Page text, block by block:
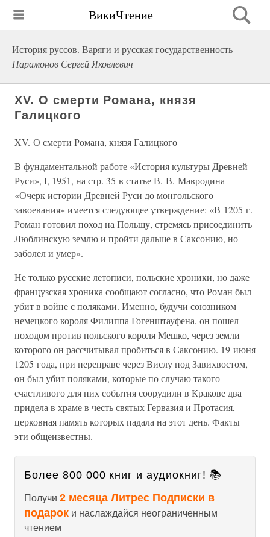
ВикиЧтение
История руссов. Варяги и русская государственность
Парамонов Сергей Яковлевич
XV. О смерти Романа, князя
Галицкого
XV. О смерти Романа, князя Галицкого
В фундаментальной работе «История культуры Древней
Руси», I, 1951, на стр. 35 в статье В. В. Мавродина
«Очерк истории Древней Руси до монгольского
завоевания» имеется следующее утверждение: «В 1205 г.
Роман готовил поход на Польшу, стремясь присоединить
Люблинскую землю и пройти дальше в Саксонию, но
заболел и умер».
Не только русские летописи, польские хроники, но даже
французская хроника сообщают согласно, что Роман был
убит в войне с поляками. Именно, будучи союзником
немецкого короля Филиппа Гогенштауфена, он пошел
походом против польского короля Мешко, через земли
которого он рассчитывал пробиться в Саксонию. 19 июня
1205 года, при переправе через Вислу под Завихвостом,
он был убит поляками, которые по случаю такого
счастливого для них события соорудили в Кракове два
придела в храме в честь святых Гервазия и Протасия,
церковная память которых падала на этот день. Факты
эти общеизвестны.
Более 800 000 книг и аудиокниг! 📚
Получи 2 месяца Литрес Подписки в
подарок и наслаждайся неограниченным
чтением